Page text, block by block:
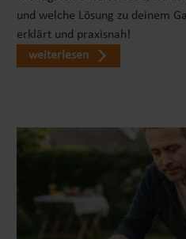
und welche Lösung zu deinem
erklärt und praxisnah!
weiterlesen